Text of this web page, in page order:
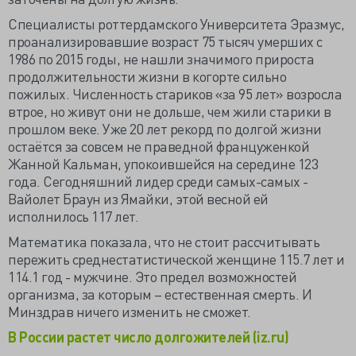
Специалисты роттердамского Университета Эразмус,
проанализировавшие возраст 75 тысяч умерших с
1986 по 2015 годы, не нашли значимого прироста
продолжительности жизни в когорте сильно
пожилых. Численность стариков «за 95 лет» возросла
втрое, но живут они не дольше, чем жили старики в
прошлом веке. Уже 20 лет рекорд по долгой жизни
остаётся за совсем не праведной француженкой
Жанной Кальман, упокоившейся на середине 123
года. Сегодняшний лидер среди самых-самых -
Вайолет Браун из Ямайки, этой весной ей
исполнилось 117 лет.
Математика показала, что не стоит рассчитывать
пережить среднестатистической женщине 115.7 лет и
114.1 год - мужчине. Это предел возможностей
организма, за которым – естественная смерть. И
Минздрав ничего изменить не сможет.
В России растет число долгожителей (iz.ru)